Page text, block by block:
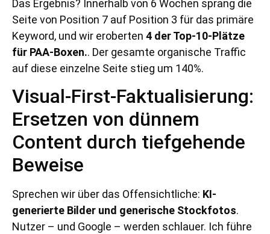
Das Ergebnis? Innerhalb von 6 Wochen sprang die
Seite von Position 7 auf Position 3 für das primäre
Keyword, und wir eroberten 4 der Top-10-Plätze
für PAA-Boxen.. Der gesamte organische Traffic
auf diese einzelne Seite stieg um 140%.
Visual-First-Faktualisierung:
Ersetzen von dünnem
Content durch tiefgehende
Beweise
Sprechen wir über das Offensichtliche: KI-
generierte Bilder und generische Stockfotos.
Nutzer – und Google – werden schlauer. Ich führe